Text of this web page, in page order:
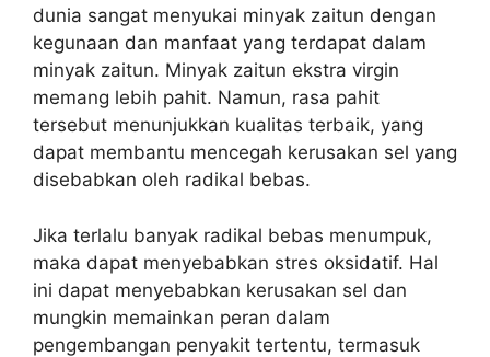
dunia sangat menyukai minyak zaitun dengan
kegunaan dan manfaat yang terdapat dalam
minyak zaitun. Minyak zaitun ekstra virgin
memang lebih pahit. Namun, rasa pahit
tersebut menunjukkan kualitas terbaik, yang
dapat membantu mencegah kerusakan sel yang
disebabkan oleh radikal bebas.
Jika terlalu banyak radikal bebas menumpuk,
maka dapat menyebabkan stres oksidatif. Hal
ini dapat menyebabkan kerusakan sel dan
mungkin memainkan peran dalam
pengembangan penyakit tertentu, termasuk